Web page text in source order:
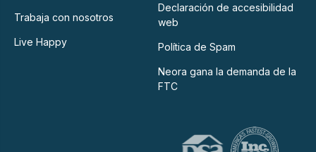
Trabaja con nosotros
Live Happy
Declaración de accesibilidad
web
Política de Spam
Neora gana la demanda de la
FTC